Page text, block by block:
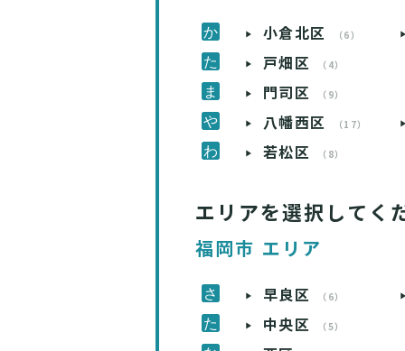
小倉北区 （6）
戸畑区 （4）
門司区 （9）
八幡西区 （17）
若松区 （8）
エリアを選択してく
福岡市 エリア
早良区 （6）
中央区 （5）